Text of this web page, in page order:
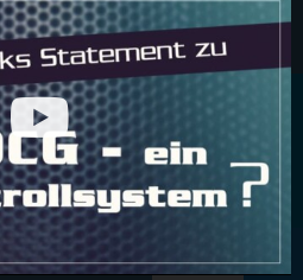
Weiterlesen
Dich!
Newsletter